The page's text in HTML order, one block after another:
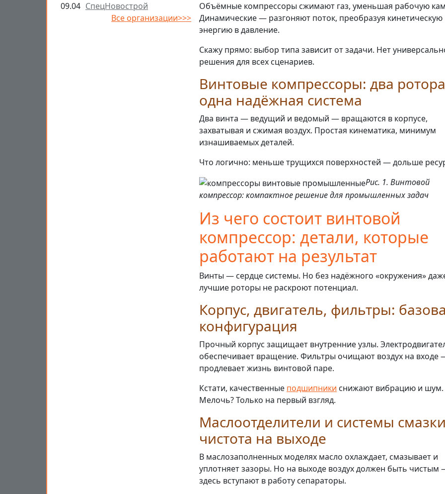
09.04 СпецНовострой
Все организации>>>
Объёмные компрессоры сжимают газ, уменьшая рабочую
Динамические — разгоняют поток, преобразуя кинетическую
энергию в давление.
Скажу прямо: выбор типа зависит от задачи. Нет
решения для всех сценариев.
Винтовые компрессоры: два
одна надёжная система
Два винта — ведущий и ведомый — вращаются в корпусе,
захватывая и сжимая воздух. Простая кинематика, минимум
изнашиваемых деталей.
Что логично: меньше трущихся поверхностей — дольше
Рис. 1. Винтовой
компрессор: компактное решение для промышленных задач
Из чего состоит винтовой
компрессор: детали, которые
работают на результат
Винты — сердце системы. Но без надёжного «окружения»
лучшие роторы не раскроют потенциал.
Корпус, двигатель, фильтры:
конфигурация
Прочный корпус защищает внутренние узлы.
обеспечивает вращение. Фильтры очищают воздух на входе
продлевает жизнь винтовой паре.
Кстати, качественные подшипники снижают вибрацию и шум.
Мелочь? Только на первый взгляд.
Маслоотделители и системы
чистота на выходе
В маслозаполненных моделях масло охлаждает, смазывает и
уплотняет зазоры. Но на выходе воздух должен быть чистым
здесь вступают в работу сепараторы.